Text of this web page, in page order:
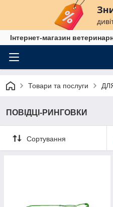
Інтернет-магазин
Товари та послуги
ПОВІДЦІ-РИНГОВКИ
Сортування